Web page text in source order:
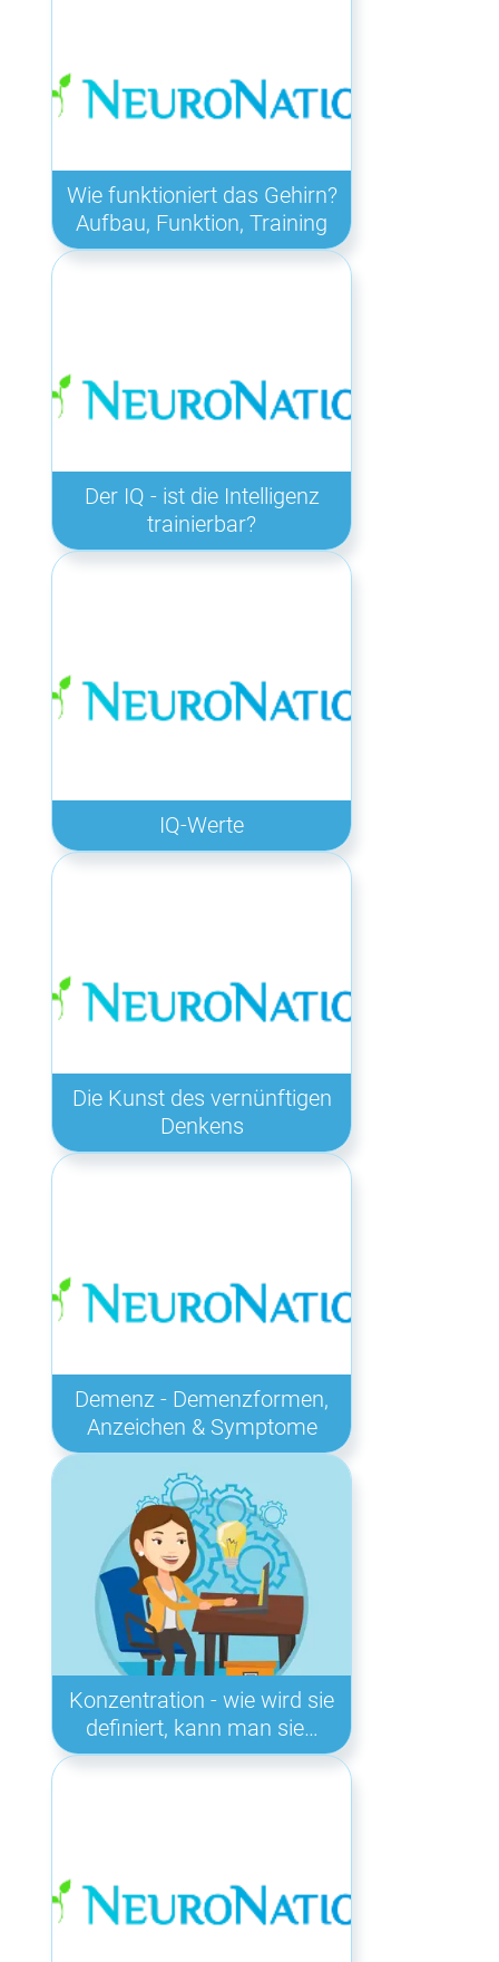
Wie funktioniert das Gehirn?
Aufbau, Funktion, Training
Der IQ - ist die Intelligenz
trainierbar?
IQ-Werte
Die Kunst des vernünftigen
Denkens
Demenz - Demenzformen,
Anzeichen & Symptome
Konzentration - wie wird sie
definiert, kann man sie…